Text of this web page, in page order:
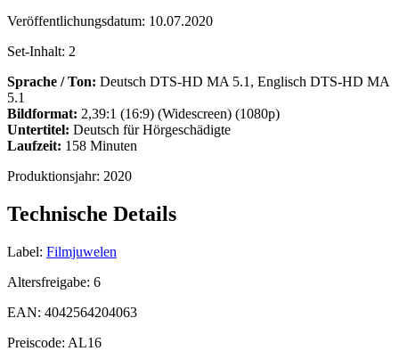
Veröffentlichungsdatum: 10.07.2020
Set-Inhalt: 2
Sprache / Ton: Deutsch DTS-HD MA 5.1, Englisch DTS-HD MA
5.1
Bildformat: 2,39:1 (16:9) (Widescreen) (1080p)
Untertitel: Deutsch für Hörgeschädigte
Laufzeit: 158 Minuten
Produktionsjahr: 2020
Technische Details
Label: Filmjuwelen
Altersfreigabe: 6
EAN: 4042564204063
Preiscode: AL16